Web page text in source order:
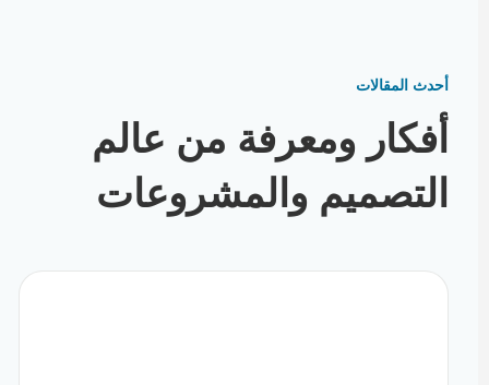
أحدث المقالات
أفكار ومعرفة من عالم
التصميم والمشروعات